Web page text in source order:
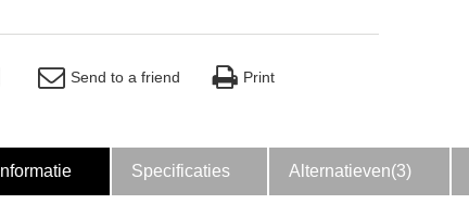
Send to a friend Print
Informatie Specificaties Alternatieven(3)